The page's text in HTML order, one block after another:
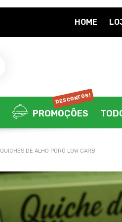
HOME
PROMOÇÕES
DESCONTOS!
QUICHES DE ALHO PORÓ LOW CARB